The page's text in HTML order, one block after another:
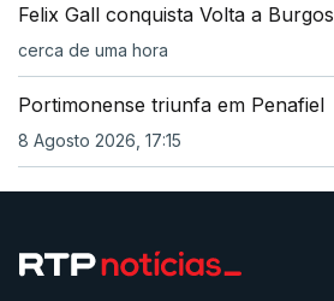
Felix Gall conquista Volta a Burgos
cerca de uma hora
Portimonense triunfa em Penafiel
8 Agosto 2026, 17:15